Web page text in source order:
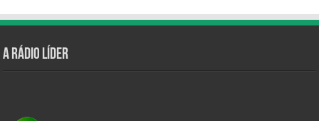
A Rádio Líder